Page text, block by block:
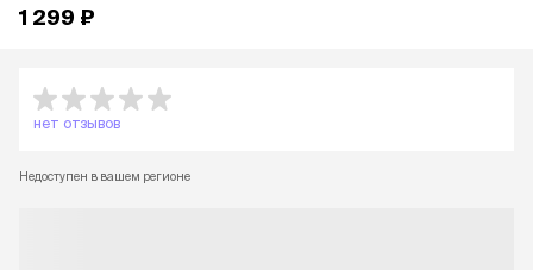
1 299 ₽
нет отзывов
Недоступен в вашем регионе